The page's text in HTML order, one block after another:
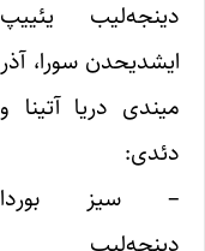
دینجه‌لیب یئییپ
ایشدیحدن سورا، آذر
میندی دریا آتینا و
دئدی:
– سیز بوردا
دینجه‌لیب